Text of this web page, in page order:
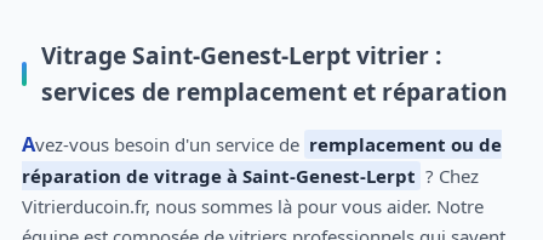
Vitrage Saint-Genest-Lerpt vitrier :
services de remplacement et réparation
Avez-vous besoin d'un service de remplacement ou de
réparation de vitrage à Saint-Genest-Lerpt ? Chez
Vitrierducoin.fr, nous sommes là pour vous aider. Notre